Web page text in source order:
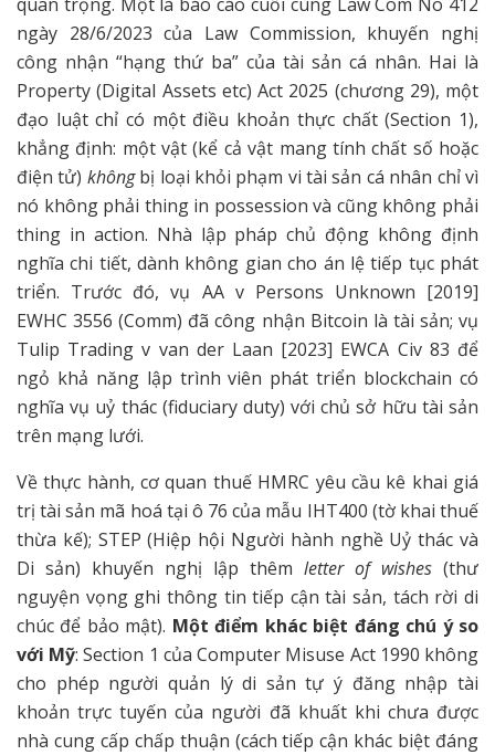
ngày 28/6/2023 của Law Commission, khuyến nghị
công nhận “hạng thứ ba” của tài sản cá nhân. Hai là
Property (Digital Assets etc) Act 2025 (chương 29), một
đạo luật chỉ có một điều khoản thực chất (Section 1),
khẳng định: một vật (kể cả vật mang tính chất số hoặc
điện tử) khôngbị loại khỏi phạm vi tài sản cá nhân chỉ vì
nó không phải thing in possession và cũng không phải
thing in action. Nhà lập pháp chủ động không định
nghĩa chi tiết, dành không gian cho án lệ tiếp tục phát
triển. Trước đó, vụ AA v Persons Unknown [2019]
EWHC 3556 (Comm) đã công nhận Bitcoin là tài sản; vụ
Tulip Trading v van der Laan [2023] EWCA Civ 83 để
ngỏ khả năng lập trình viên phát triển blockchain có
nghĩa vụ uỷ thác (fiduciary duty) với chủ sở hữu tài sản
trên mạng lưới.
Về thực hành, cơ quan thuế HMRC yêu cầu kê khai giá
trị tài sản mã hoá tại ô 76 của mẫu IHT400 (tờ khai thuế
thừa kế); STEP (Hiệp hội Người hành nghề Uỷ thác và
Di sản) khuyến nghị lập thêm letter of wishes (thư
nguyện vọng ghi thông tin tiếp cận tài sản, tách rời di
chúc để bảo mật). Một điểm khác biệt đáng chú ý so
với Mỹ: Section 1 của Computer Misuse Act 1990 không
cho phép người quản lý di sản tự ý đăng nhập tài
khoản trực tuyến của người đã khuất khi chưa được
nhà cung cấp chấp thuận (cách tiếp cận khác biệt đáng